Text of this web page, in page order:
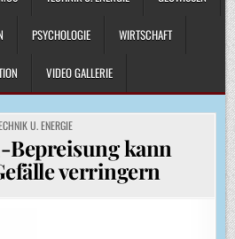
PSYCHOLOGIE WIRTSCHAFT
VIDEO GALLERIE
U. ENERGIE
Bepreisung kann
verringern